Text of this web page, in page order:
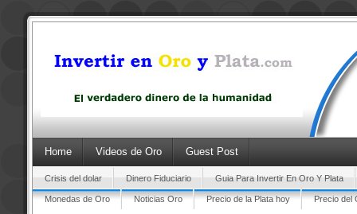
Home Videos de Oro Guest Post
Crisis del dolar Dinero Fiduciario Guia Para Invertir En Oro Y Plata
Monedas de Oro Noticias Oro Precio de la Plata hoy Precio del